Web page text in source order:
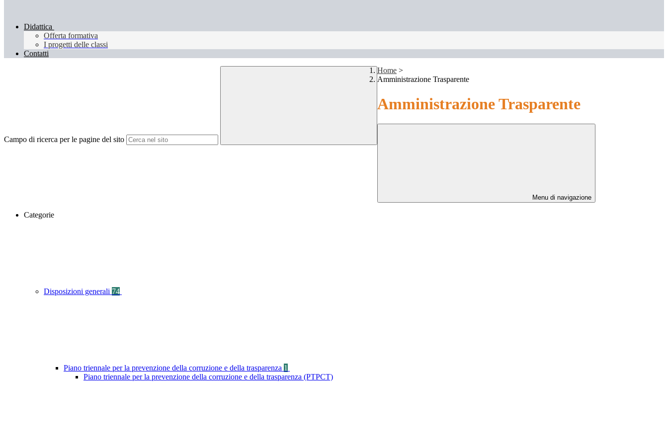
Didattica
Offerta formativa
I progetti delle classi
Contatti
Campo di ricerca per le pagine del sito
Home >
Amministrazione Trasparente
Amministrazione Trasparente
Menu di navigazione
Categorie
Disposizioni generali 74
Piano triennale per la prevenzione della corruzione e della trasparenza 1
Piano triennale per la prevenzione della corruzione e della trasparenza (PTPCT)